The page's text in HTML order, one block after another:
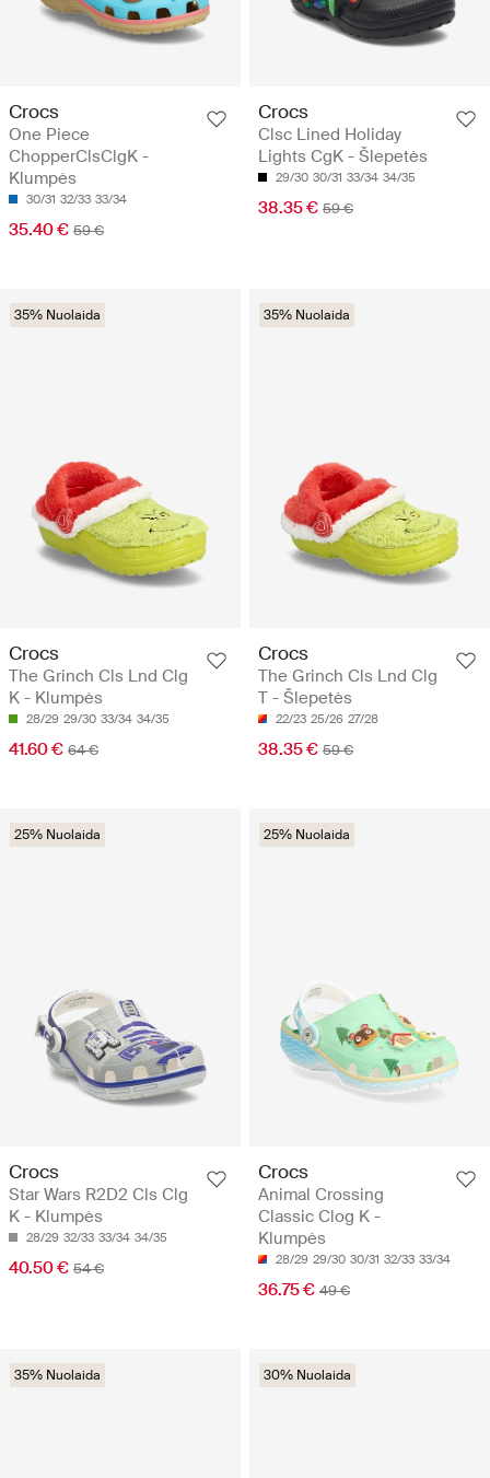
Crocs
One Piece
ChopperClsClgK -
Klumpės
30/31 32/33 33/34
35.40 € 59 €
Crocs
Clsc Lined Holiday
Lights CgK - Šlepetės
29/30 30/31 33/34 34/35
38.35 € 59 €
35% Nuolaida
Crocs
The Grinch Cls Lnd Clg
K - Klumpės
28/29 29/30 33/34 34/35
41.60 € 64 €
35% Nuolaida
Crocs
The Grinch Cls Lnd Clg
T - Šlepetės
22/23 25/26 27/28
38.35 € 59 €
25% Nuolaida
Crocs
Star Wars R2D2 Cls Clg
K - Klumpės
28/29 32/33 33/34 34/35
40.50 € 54 €
25% Nuolaida
Crocs
Animal Crossing
Classic Clog K -
Klumpės
28/29 29/30 30/31 32/33 33/34
36.75 € 49 €
35% Nuolaida 30% Nuolaida